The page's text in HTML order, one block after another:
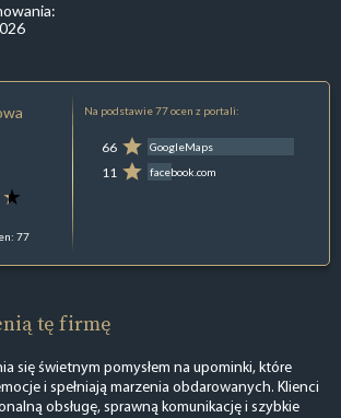
77
Na podstawie 77 ocen z portali:
66 GoogleMaps
11 facebook.com
tę firmę
się świetnym pomysłem na upominki, które
i spełniają marzenia obdarowanych. Klienci
obsługę, sprawną komunikację i szybkie